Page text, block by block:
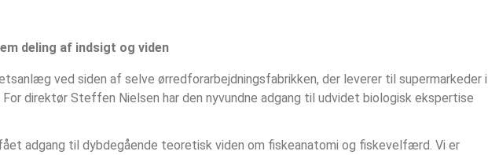
deling af indsigt og viden
ved siden af selve ørredforarbejdningsfabrikken, der leverer til supermarkeder i
For direktør Steffen Nielsen har den nyvundne adgang til udvidet biologisk ekspertise
fået adgang til dybdegående teoretisk viden om fiskeanatomi og fiskevelfærd. Vi er